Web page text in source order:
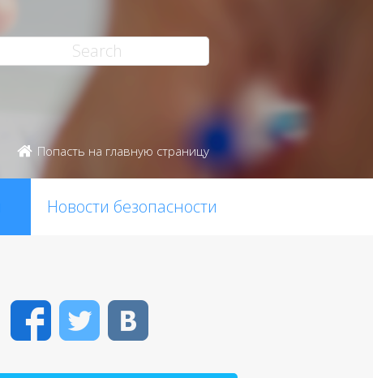
Попасть на главную страницу
Новости безопасности
FacebookTwitter